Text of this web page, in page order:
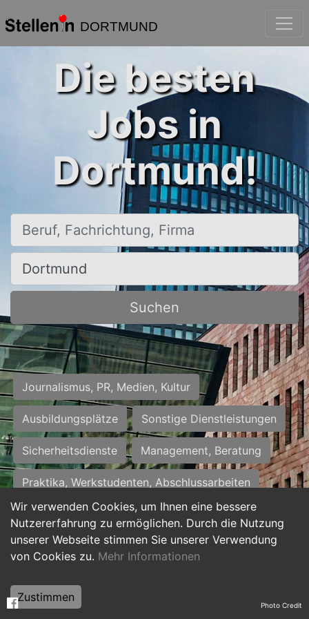
DORTMUND
Wir verwenden Cookies, um Ihnen eine bessere
Nutzererfahrung zu ermöglichen. Durch die Nutzung
unserer Webseite stimmen Sie unserer Verwendung
von Cookies zu. Mehr Informationen
Zustimmen
Die besten
Jobs in
Dortmund!
Beruf, Fachrichtung, Firma
Ort, Stadt
Suchen
Journalismus, PR, Medien, Kultur
Ausbildungsplätze Sonstige Dienstleistungen
Sicherheitsdienste Management, Beratung
Praktika, Werkstudenten, Abschlussarbeiten
Personalwesen Assistenz, Sekretariat
Hilfskräfte, Aushilfs- und Nebenjobs
Weiterbildung, Studium, duale Ausbildung Photo Credit